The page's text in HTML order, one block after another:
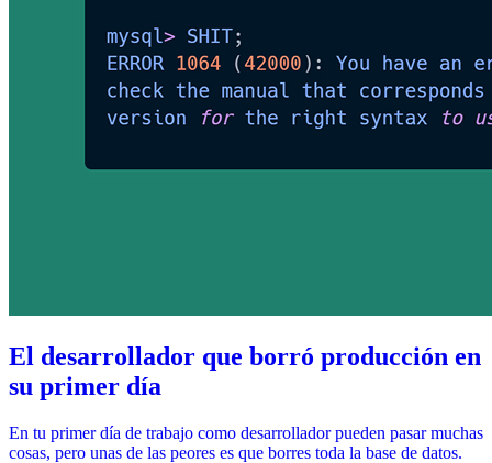
El desarrollador que borró producción en
su primer día
En tu primer día de trabajo como desarrollador pueden pasar muchas
cosas, pero unas de las peores es que borres toda la base de datos.